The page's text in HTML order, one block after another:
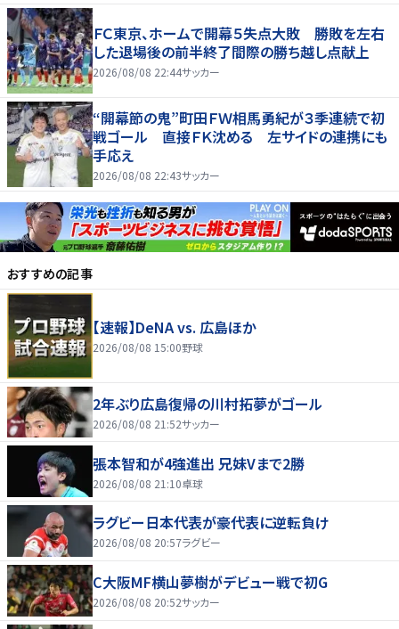
ＦＣ東京、ホームで開幕５失点大敗 勝敗を左右
した退場後の前半終了間際の勝ち越し点献上
2026/08/08 22:44サッカー
“開幕節の鬼”町田ＦＷ相馬勇紀が３季連続で初
戦ゴール 直接ＦＫ沈める 左サイドの連携にも
手応え
2026/08/08 22:43サッカー
おすすめの記事
【速報】DeNA vs. 広島ほか
2026/08/08 15:00野球
2年ぶり広島復帰の川村拓夢がゴール
2026/08/08 21:52サッカー
張本智和が4強進出 兄妹Vまで2勝
2026/08/08 21:10卓球
ラグビー日本代表が豪代表に逆転負け
2026/08/08 20:57ラグビー
C大阪MF横山夢樹がデビュー戦で初G
2026/08/08 20:52サッカー